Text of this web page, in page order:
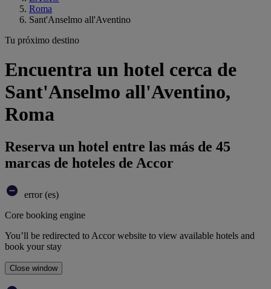
Roma
Sant'Anselmo all'Aventino
Tu próximo destino
Encuentra un hotel cerca de
Sant'Anselmo all'Aventino,
Roma
Reserva un hotel entre las más de 45
marcas de hoteles de Accor
error (es)
Core booking engine
You’ll be redirected to Accor website to view available hotels and
book your stay
Close window